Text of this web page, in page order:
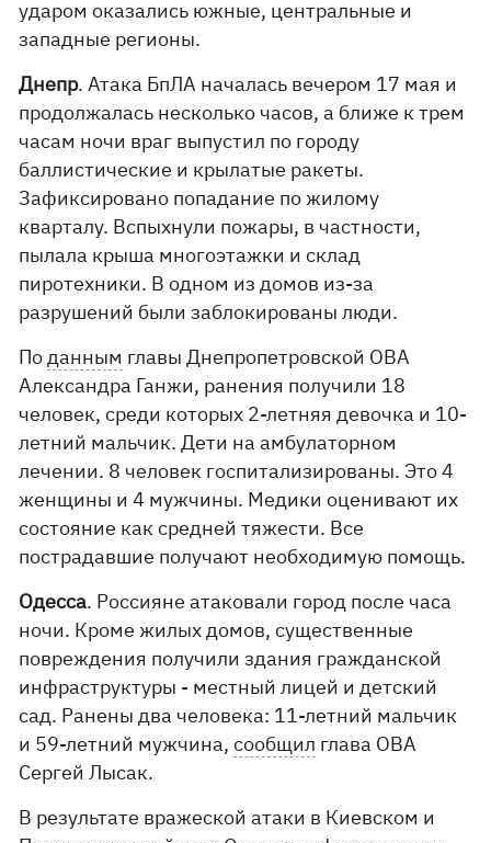
ударом оказались южные, центральные и
западные регионы.
Днепр. Атака БпЛА началась вечером 17 мая и
продолжалась несколько часов, а ближе к трем
часам ночи враг выпустил по городу
баллистические и крылатые ракеты.
Зафиксировано попадание по жилому
кварталу. Вспыхнули пожары, в частности,
пылала крыша многоэтажки и склад
пиротехники. В одном из домов из-за
разрушений были заблокированы люди.
Поданным главы Днепропетровской ОВА
Александра Ганжи, ранения получили 18
человек, среди которых 2-летняя девочка и 10-
летний мальчик. Дети на амбулаторном
лечении. 8 человек госпитализированы. Это 4
женщины и 4 мужчины. Медики оценивают их
состояние как средней тяжести. Все
пострадавшие получают необходимую помощь.
Одесса. Россияне атаковали город после часа
ночи. Кроме жилых домов, существенные
повреждения получили здания гражданской
инфраструктуры - местный лицей и детский
сад. Ранены два человека: 11-летний мальчик
и 59-летний мужчина,сообщил глава ОВА
Сергей Лысак.
В результате вражеской атаки в Киевском и